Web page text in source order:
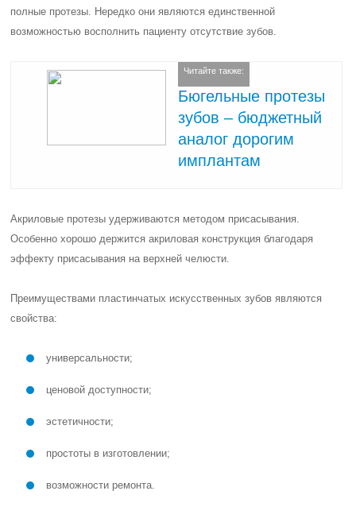
полные протезы. Нередко они являются единственной
возможностью восполнить пациенту отсутствие зубов.
Читайте также:
Бюгельные протезы
зубов – бюджетный
аналог дорогим
имплантам
Акриловые протезы удерживаются методом присасывания.
Особенно хорошо держится акриловая конструкция благодаря
эффекту присасывания на верхней челюсти.
Преимуществами пластинчатых искусственных зубов являются
свойства:
универсальности;
ценовой доступности;
эстетичности;
простоты в изготовлении;
возможности ремонта.